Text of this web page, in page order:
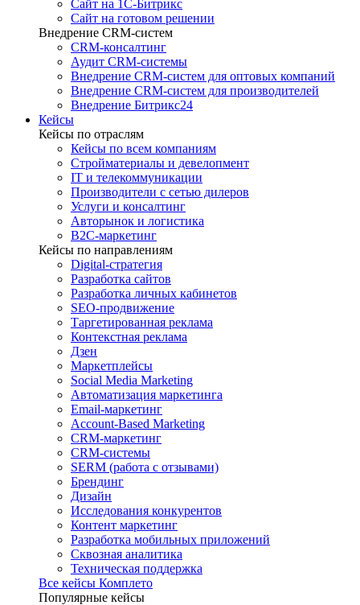
Сайт на 1С-Битрикс
Сайт на готовом решении
Внедрение CRM-систем
CRM-консалтинг
Аудит CRM-системы
Внедрение CRM-систем для оптовых компаний
Внедрение CRM-систем для производителей
Внедрение Битрикс24
Кейсы
Кейсы по отраслям
Кейсы по всем компаниям
Стройматериалы и девелопмент
IT и телекоммуникации
Производители с сетью дилеров
Услуги и консалтинг
Авторынок и логистика
B2С-маркетинг
Кейсы по направлениям
Digital-стратегия
Разработка сайтов
Разработка личных кабинетов
SEO-продвижение
Таргетированная реклама
Контекстная реклама
Дзен
Маркетплейсы
Social Media Marketing
Автоматизация маркетинга
Email-маркетинг
Account-Based Marketing
CRM-маркетинг
CRM-системы
SERM (работа с отзывами)
Брендинг
Дизайн
Исследования конкурентов
Контент маркетинг
Разработка мобильных приложений
Сквозная аналитика
Техническая поддержка
Все кейсы Комплето
Популярные кейсы